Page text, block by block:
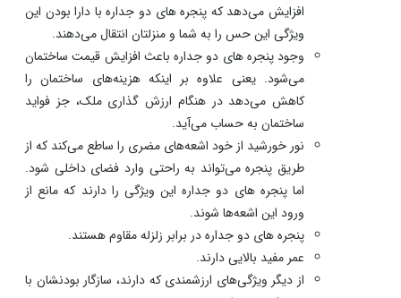
افزایش می‌دهد که پنجره های دو جداره با دارا بودن این
ویژگی این حس را به شما و منزلتان انتقال می‌دهند.
وجود پنجره های دو جداره باعث افزایش قیمت ساختمان
می‌شود. یعنی علاوه بر اینکه هزینه‌های ساختمان را
کاهش می‌دهد در هنگام ارزش گذاری ملک، جز فواید
ساختمان به حساب می‌آید.
نور خورشید از خود اشعه‌های مضری را ساطع می‌کند که از
طریق پنجره می‌تواند به راحتی وارد فضای داخلی شود.
اما پنجره های دو جداره این ویژگی را دارند که مانع از
ورود این اشعه‌ها شوند.
پنجره های دو جداره در برابر زلزله مقاوم هستند.
عمر مفید بالایی دارند.
از دیگر ویژگی‌های ارزشمندی که دارند، سازگار بودنشان با